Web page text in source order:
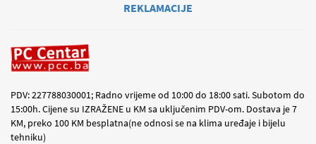
REKLAMACIJE
PDV: 227788030001; Radno vrijeme od 10:00 do 18:00 sati. Subotom do
15:00h. Cijene su IZRAŽENE u KM sa uključenim PDV-om. Dostava je 7
KM, preko 100 KM besplatna(ne odnosi se na klima uređaje i bijelu
tehniku)